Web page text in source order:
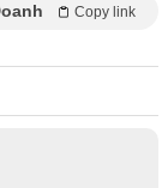
Copy link